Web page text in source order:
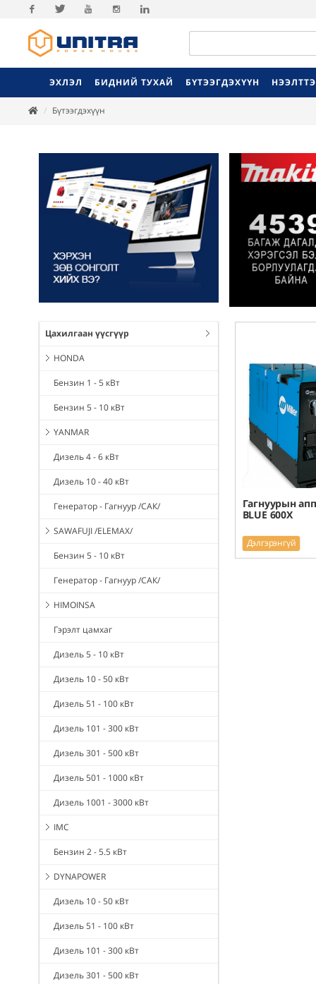
Facebook
ЭХЛЭЛ БИДНИЙ ТУХАЙ БҮТЭЭГДЭХҮҮН
Бүтээгдэхүүн
Цахилгаан үүсгүүр
HONDA
Бензин 1 - 5 кВт
Бензин 5 - 10 кВт
YANMAR
Дизель 4 - 6 кВт
Дизель 10 - 40 кВт
Генератор - Гагнуур /САК/
SAWAFUJI /ELEMAX/
Бензин 5 - 10 кВт
Генератор - Гагнуур /САК/
HIMOINSA
Гэрэлт цамхаг
Дизель 5 - 10 кВт
Дизель 10 - 50 кВт
Дизель 51 - 100 кВт
Дизель 101 - 300 кВт
Дизель 301 - 500 кВт
Дизель 501 - 1000 кВт
Дизель 1001 - 3000 кВт
IMC
Бензин 2 - 5.5 кВт
DYNAPOWER
Дизель 10 - 50 кВт
Дизель 51 - 100 кВт
Дизель 101 - 300 кВт
Дизель 301 - 500 кВт
Гагнуурын
BLUE 600X
Дэлгэрэнгүй